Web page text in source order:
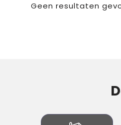
Geen resultaten